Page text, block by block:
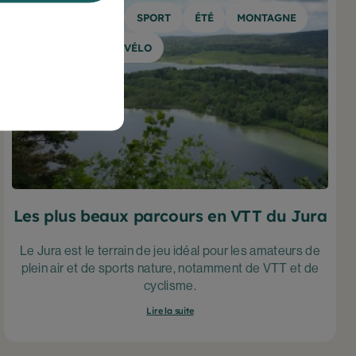
SPORT ÉTÉ MONTAGNE
VÉLO
Les plus beaux parcours en VTT du Jura
Le Jura est le terrain de jeu idéal pour les amateurs de
plein air et de sports nature, notamment de VTT et de
cyclisme.
Lire la suite